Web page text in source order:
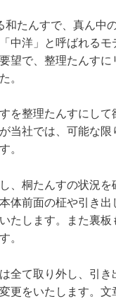
和たんすで、真ん中
中洋」と呼ばれるモ
望で、整理たんすに
。
を整理たんすにして
当社では、可能な限
。
、桐たんすの状況
体前面の柾や引き出
たします。また裏板
。
全て取り外し、引き
更をいたします。文